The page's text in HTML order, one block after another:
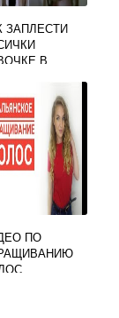
ЗАПЛЕСТИ
В
ПО